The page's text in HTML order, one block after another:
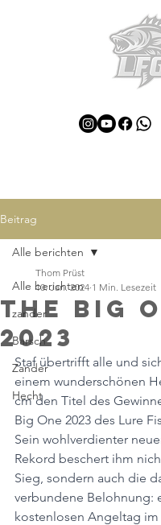
Beitrag
Alle berichten
zander
Barsch
Zander
Hecht
Alle berichten
The Big
2023
Thom Prüst
10. Jan. 2024 1 Min. Lesezeit
Staf übertrifft alle und
einem wunderschönen
cm den Titel des
Big One 2023 des Lure
Sein wohlverdienter
Rekord beschert ihm
Sieg, sondern auch die
verbundene Belohnung:
kostenlosen Angeltag im